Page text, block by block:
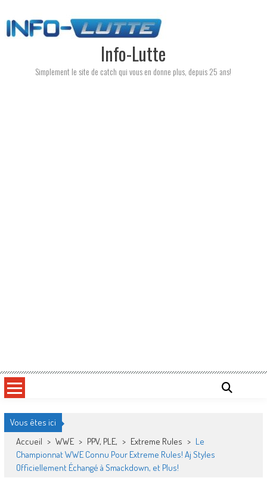
to
content
Info-Lutte
Simplement le site de catch qui vous en donne plus, depuis 25 ans!
Vous êtes ici
Accueil > WWE > PPV, PLE, > Extreme Rules > Le
Championnat WWE Connu Pour Extreme Rules! Aj Styles
Officiellement Échangé à Smackdown, et Plus!